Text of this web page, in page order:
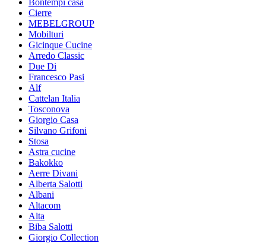
Cierre
MEBELGROUP
Mobilturi
Gicinque Cucine
Arredo Classic
Due Di
Francesco Pasi
Alf
Cattelan Italia
Tosconova
Giorgio Casa
Silvano Grifoni
Stosa
Astra cucine
Bakokko
Aerre Divani
Alberta Salotti
Albani
Altacom
Alta
Biba Salotti
Giorgio Collection